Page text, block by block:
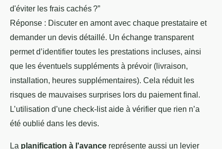
d'éviter les frais cachés ?”
Réponse : Discuter en amont avec chaque prestataire et
demander un devis détaillé. Un échange transparent
permet d’identifier toutes les prestations incluses, ainsi
que les éventuels suppléments à prévoir (livraison,
installation, heures supplémentaires). Cela réduit les
risques de mauvaises surprises lors du paiement final.
L’utilisation d’une check-list aide à vérifier que rien n’a
été oublié dans les devis.
La planification à l'avance représente aussi un levier